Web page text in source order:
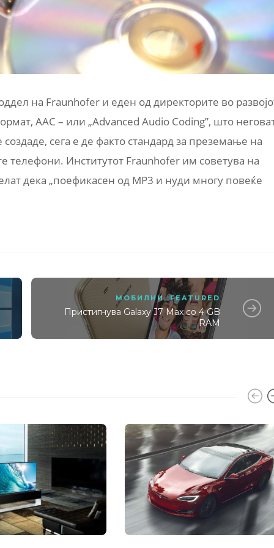
на Fraunhofer и еден од директорите во
AAC – или „Advanced Audio Coding”, што
создаде, сега е де факто стандард за преземање на
телефони. Институтот Fraunhofer им советува на
дека „поефикасен од MP3 и нуди многу повеќе
МОБИЛНИ,FEATURED
Пристигнува Galaxy J7 Max со 4 GB
RAM